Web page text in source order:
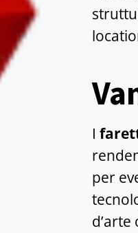
I
per